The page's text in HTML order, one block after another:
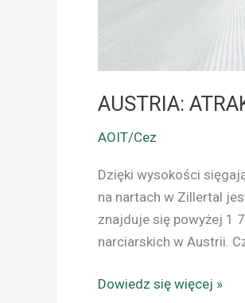
AUSTRIA:
AOIT/Cez
Dzięki wysokości
na nartach w Zillertal
znajduje się powyżej 1
narciarskich w Austrii.
Dowiedz się więcej »